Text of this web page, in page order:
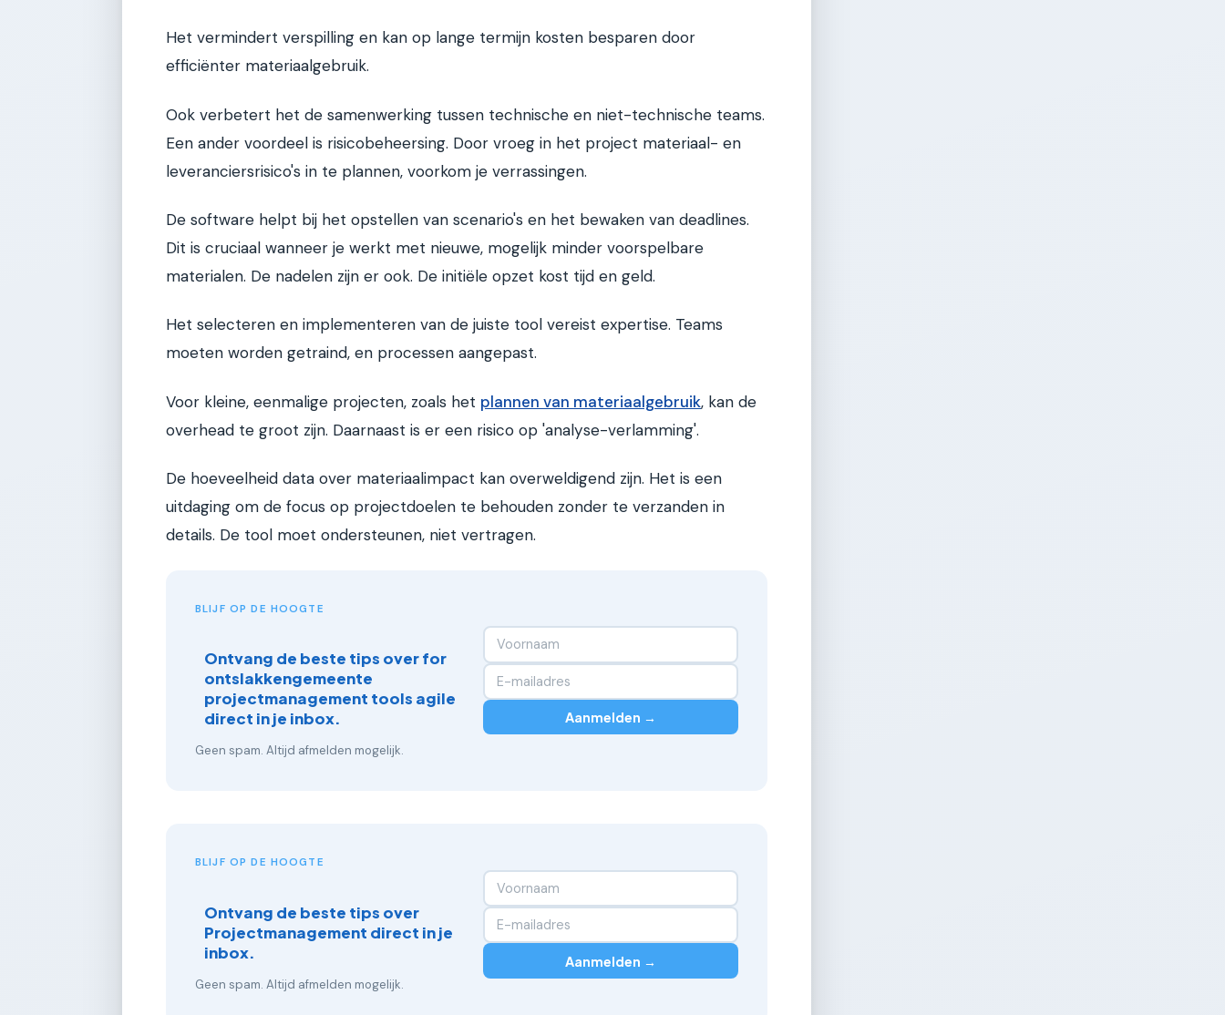
Het vermindert verspilling en kan op lange termijn kosten besparen door
efficiënter materiaalgebruik.
Ook verbetert het de samenwerking tussen technische en niet-technische teams.
Een ander voordeel is risicobeheersing. Door vroeg in het project materiaal- en
leveranciersrisico's in te plannen, voorkom je verrassingen.
De software helpt bij het opstellen van scenario's en het bewaken van deadlines.
Dit is cruciaal wanneer je werkt met nieuwe, mogelijk minder voorspelbare
materialen. De nadelen zijn er ook. De initiële opzet kost tijd en geld.
Het selecteren en implementeren van de juiste tool vereist expertise. Teams
moeten worden getraind, en processen aangepast.
Voor kleine, eenmalige projecten, zoals het plannen van materiaalgebruik, kan de
overhead te groot zijn. Daarnaast is er een risico op 'analyse-verlamming'.
De hoeveelheid data over materiaalimpact kan overweldigend zijn. Het is een
uitdaging om de focus op projectdoelen te behouden zonder te verzanden in
details. De tool moet ondersteunen, niet vertragen.
BLIJF OP DE HOOGTE
Ontvang de beste tips over for
ontslakkengemeente
projectmanagement tools agile
direct in je inbox.
Geen spam. Altijd afmelden mogelijk.
Aanmelden →
BLIJF OP DE HOOGTE
Ontvang de beste tips over
Projectmanagement direct in je
inbox.
Geen spam. Altijd afmelden mogelijk.
Aanmelden →